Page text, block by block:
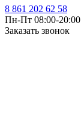
8 861 202 62 58
Пн-Пт 08:00-20:00
Заказать звонок